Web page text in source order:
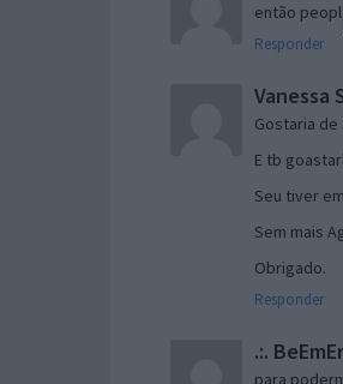
então
Responder
Vanessa
Gostaria de
E tb
Seu tiver
Sem mais
Obrigado.
Responder
.:.
para